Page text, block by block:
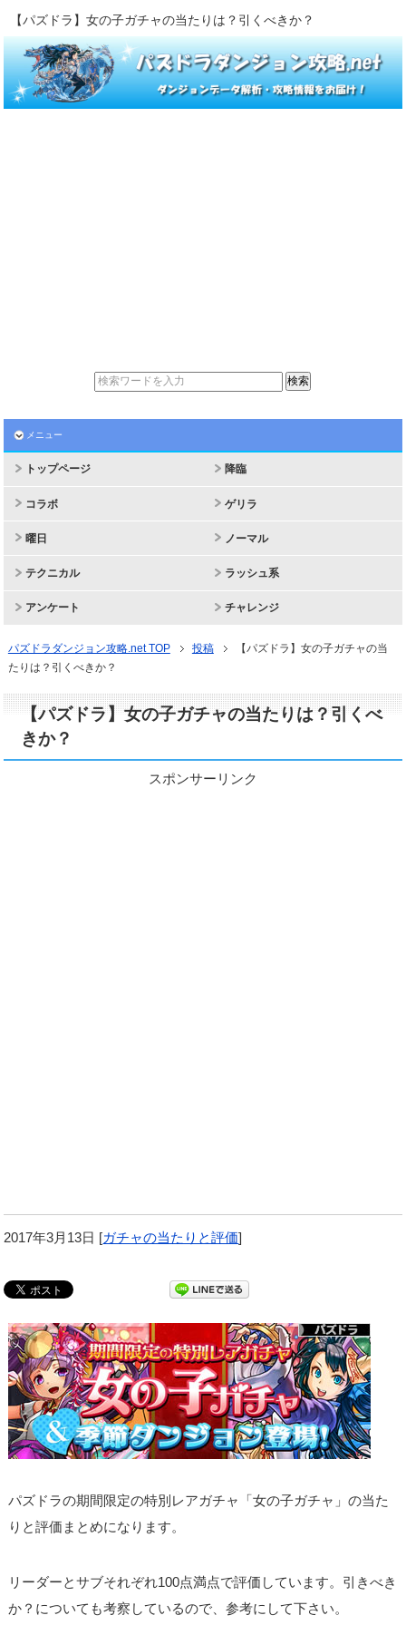
【パズドラ】女の子ガチャの当たりは？引くべきか？
メニュー
トップページ 降臨
コラボ ゲリラ
曜日 ノーマル
テクニカル ラッシュ系
アンケート チャレンジ
パズドラダンジョン攻略.net TOP 投稿
【パズドラ】女の子ガチャの当
たりは？引くべきか？
【パズドラ】女の子ガチャの当たりは？引くべ
きか？
スポンサーリンク
2017年3月13日 [ガチャの当たりと評価]
パズドラの期間限定の特別レアガチャ「女の子ガチャ」の当た
りと評価まとめになります。
リーダーとサブそれぞれ100点満点で評価しています。引きべき
か？についても考察しているので、参考にして下さい。